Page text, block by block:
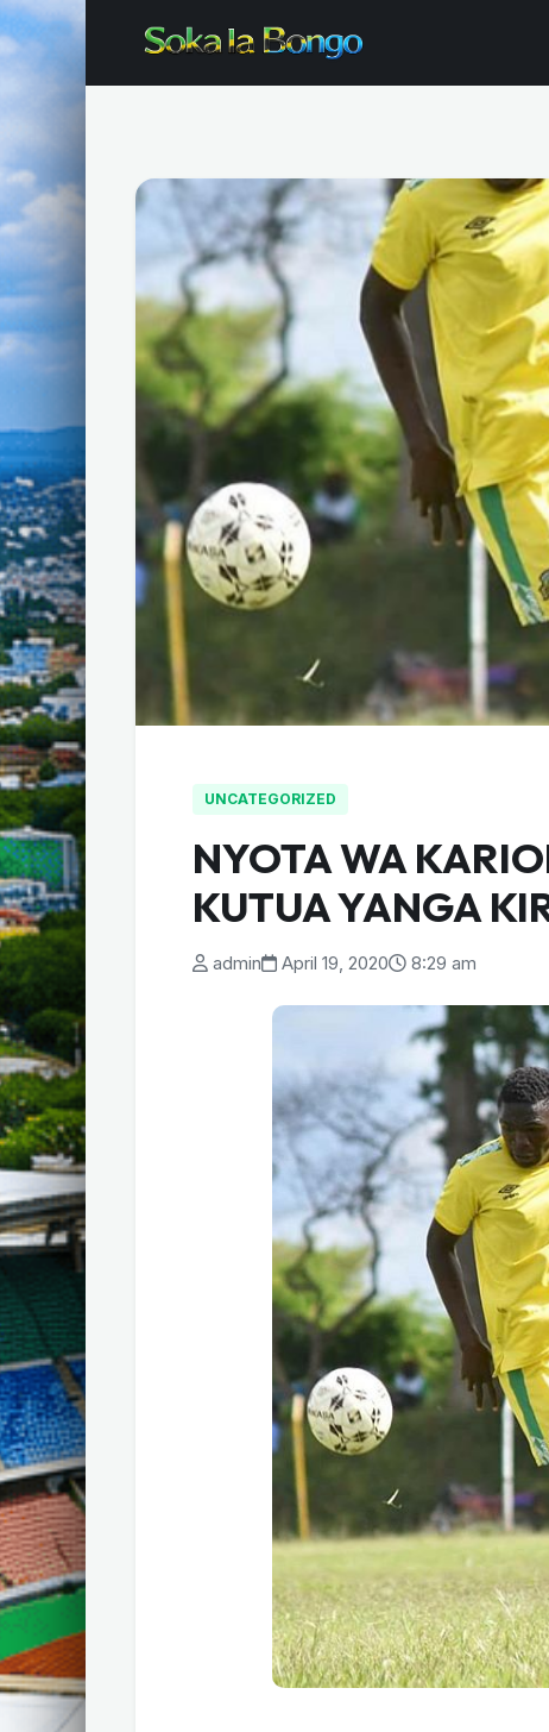
UNCATEGORIZED
NYOTA WA
KUTUA YANGA
admin April 19, 2020 8:29 am